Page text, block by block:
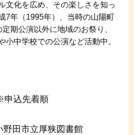
文化を広め、その楽しさを知っ
7年（1995年）、当時の山陽町
期公演以外に地域のお祭り、
小中学校での公演など活動中。
込先着順
田市立厚狭図書館